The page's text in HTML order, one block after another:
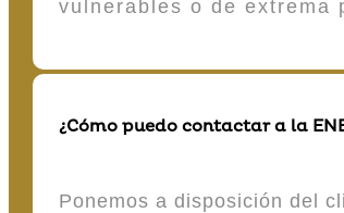
vulnerables o de extrema
¿Cómo puedo contactar a la
Ponemos a disposición del